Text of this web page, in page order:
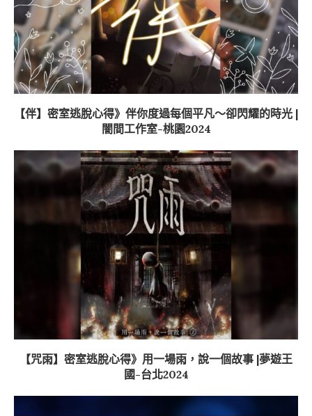
【伴】密室逃脫心得》伴你度過每個平凡～卻閃耀的時光 |
闇間工作室-桃園2024
【咒雨】密室逃脫心得》用一場雨，說一個故事 |夢遊王
國-台北2024